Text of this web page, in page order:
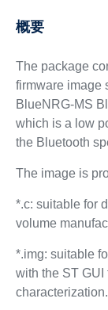
概要
The package
firmware image
BlueNRG-MS
which is a low
the Bluetooth
The image is
*.c: suitable for
volume
*.img: suitable
with the ST GUI
characterization.